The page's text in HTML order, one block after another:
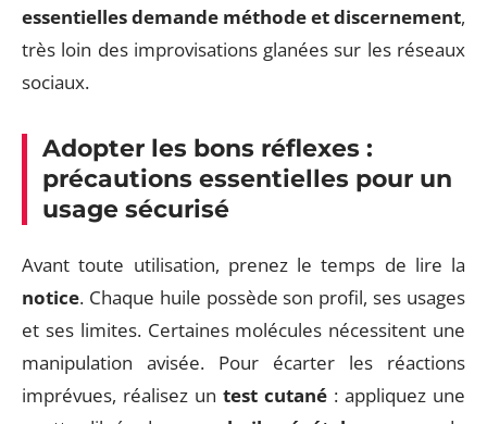
essentielles demande méthode et discernement,
très loin des improvisations glanées sur les réseaux
sociaux.
Adopter les bons réflexes :
précautions essentielles pour un
usage sécurisé
Avant toute utilisation, prenez le temps de lire la
notice. Chaque huile possède son profil, ses usages
et ses limites. Certaines molécules nécessitent une
manipulation avisée. Pour écarter les réactions
imprévues, réalisez un test cutané : appliquez une